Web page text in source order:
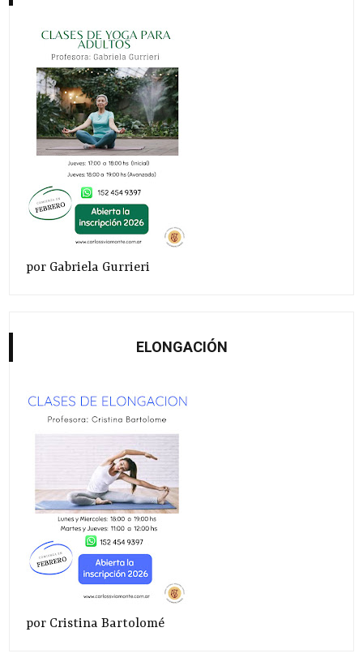
por Gabriela Gurrieri
ELONGACIÓN
por Cristina Bartolomé